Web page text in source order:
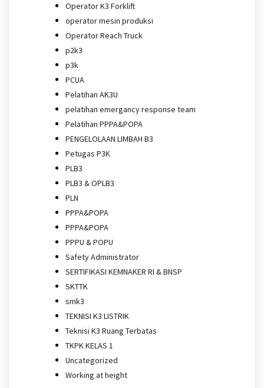
Operator K3 Forklift
operator mesin produksi
Operator Reach Truck
p2k3
p3k
PCUA
Pelatihan AK3U
pelatihan emergancy response team
Pelatihan PPPA&POPA
PENGELOLAAN LIMBAH B3
Petugas P3K
PLB3
PLB3 & OPLB3
PLN
PPPA&POPA
PPPA&POPA
PPPU & POPU
Safety Administrator
SERTIFIKASI KEMNAKER RI & BNSP
SKTTK
smk3
TEKNISI K3 LISTRIK
Teknisi K3 Ruang Terbatas
TKPK KELAS 1
Uncategorized
Working at height